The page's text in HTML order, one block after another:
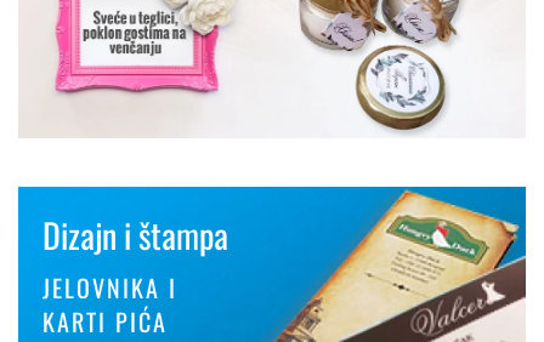
Dizajn i štampa
JELOVNIKA I
KARTI PIĆA